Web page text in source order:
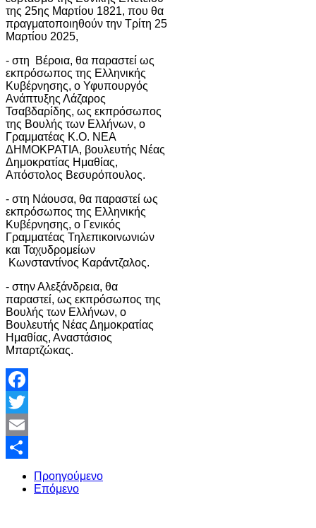
της 25ης Μαρτίου 1821, που θα
πραγματοποιηθούν την Τρίτη 25
Μαρτίου 2025,
- στη Βέροια, θα παραστεί ως
εκπρόσωπος της Ελληνικής
Κυβέρνησης, ο Υφυπουργός
Ανάπτυξης Λάζαρος
Τσαβδαρίδης, ως εκπρόσωπος
της Βουλής των Ελλήνων, ο
Γραμματέας Κ.Ο. ΝΕΑ
ΔΗΜΟΚΡΑΤΙΑ, βουλευτής Νέας
Δημοκρατίας Ημαθίας,
Απόστολος Βεσυρόπουλος.
- στη Νάουσα, θα παραστεί ως
εκπρόσωπος της Ελληνικής
Κυβέρνησης, ο Γενικός
Γραμματέας Τηλεπικοινωνιών
και Ταχυδρομείων
Κωνσταντίνος Καράντζαλος.
- στην Αλεξάνδρεια, θα
παραστεί, ως εκπρόσωπος της
Βουλής των Ελλήνων, ο
Βουλευτής Νέας Δημοκρατίας
Ημαθίας, Αναστάσιος
Μπαρτζώκας.
Facebook
Twitter
Email
Share
Προηγούμενο
Επόμενο